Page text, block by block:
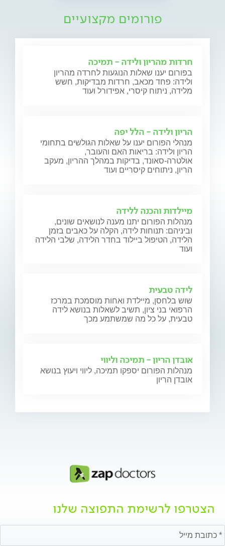
פורומים מקצועיים
חרדות מהריון ולידה - תמיכה
בפורום יענו שאלות הנוגעות לחרדה מהריון
ולידה: פחד מכאב, חרדות מבדיקות, חשש
מלידה, ניתוח קיסרי, אפידורל ועוד
הריון ולידה - הלל יפה
מנהלי הפורום יענו על שאלות הגולשים בתחומי
הריון ולידה: בריאות האם והעובר,
אולטרה-סאונד, בדיקות במהלך ההריון, מעקב
הריון, ניתוחים קיסריים ועוד
מיילדות והכנה ללידה
מנהלות הפורום יתנו מענה לנושאים שונים,
וביניהם: תנוחות לידה, הקלה על כאבים בזמן
הלידה, הטיפול ביילוד בחדר הלידה, שלבי הלידה
ועוד
לידה טבעית
שוש בלחסן, מיילדת ואחות מוסמכת במרכז
הרפואי בני ציון, תשיב לשאלות בנושא לידה
טבעית, על כל מה שמשתמע מכך
אובדן הריון - תמיכה וליווי
מנהלות הפורום יספקו תמיכה, ליווי ויעוץ בנושא
אובדן הריון
הצטרפו לרשימת התפוצה שלנו